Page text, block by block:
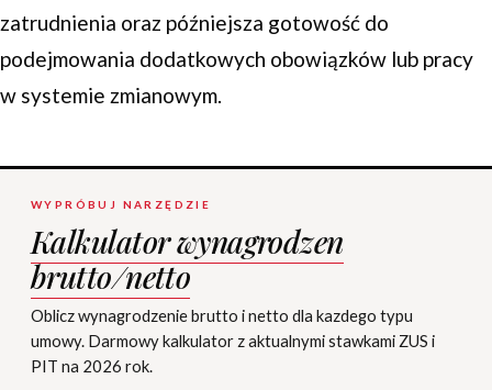
zatrudnienia oraz późniejsza gotowość do
podejmowania dodatkowych obowiązków lub pracy
w systemie zmianowym.
WYPRÓBUJ NARZĘDZIE
Kalkulator wynagrodzen
brutto/netto
Oblicz wynagrodzenie brutto i netto dla kazdego typu
umowy. Darmowy kalkulator z aktualnymi stawkami ZUS i
PIT na 2026 rok.